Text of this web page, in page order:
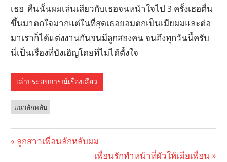
เธอ คืนนั้นผมเล่นเสียวกับเธอจนหนำใจไป 3 ครั้งเธอตื่น
ขึ้นมาตกใจมากแต่ในที่สุดเธอยอมตกเป็นเมียผมและต่อ
มาเราก็ได้แต่งงานกันจนมีลูกสองคน จนถึงทุกวันนี้ครับ
นี่เป็นเรื่องที่บังเอิญโดยที่ไม่ได้ตั้งใจ
เล่าประสบการณ์เรื่องเสียว
แนวลักหลับ
Previous
ลูกสาวเพื่อนลักหลับผม
Next
เพื่อนรักทำหน้าที่ผัวให้เมียเพื่อน